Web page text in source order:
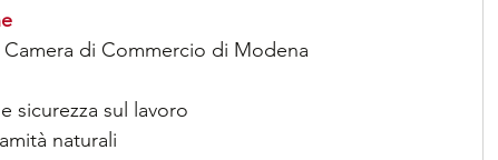
di Commercio di Modena
sicurezza sul lavoro
naturali